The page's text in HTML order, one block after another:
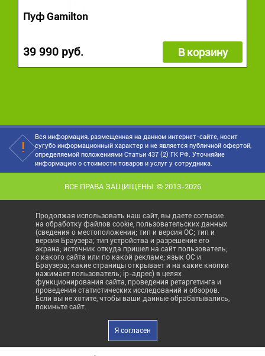
Пуф Gamilton
39 990 руб. В корзину
Вся информация, размещенная на данном интернет-сайте, носит
сугубо информационный характер и не является публичной офертой,
определяемой положениями Статьи 437 (2) ГК РФ. Уточняйие
информацию о стоимости товаров и услуг у сотрудника.
ВСЕ ПРАВА ЗАЩИЩЕНЫ. © 2013-2026
Продолжая использовать наш сайт, вы даете согласие
на обработку файлов cookie, пользовательских данных
(сведения о местоположении; тип и версия ОС; тип и
версия Браузера; тип устройства и разрешение его
экрана; источник откуда пришел на сайт пользователь;
с какого сайта или по какой рекламе; язык ОС и
Браузера; какие страницы открывает и на какие кнопки
нажимает пользователь; ip-адрес) в целях
функционирования сайта, проведения ретаргетинга и
проведения статистических исследований и обзоров.
Если вы не хотите, чтобы ваши данные обрабатывались,
покиньте сайт.
Я согласен